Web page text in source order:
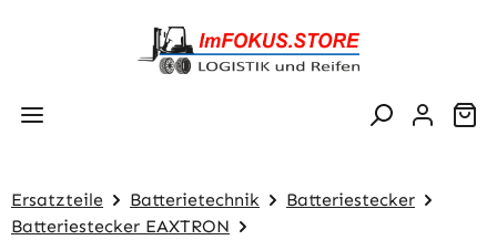
Zum Hauptinhalt springen
Ersatzteile Batterietechnik
Batteriestecker
Batteriestecker EAXTRON